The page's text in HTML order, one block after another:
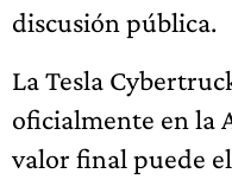
discusión pública.
La Tesla
oficialmente en la
valor final puede